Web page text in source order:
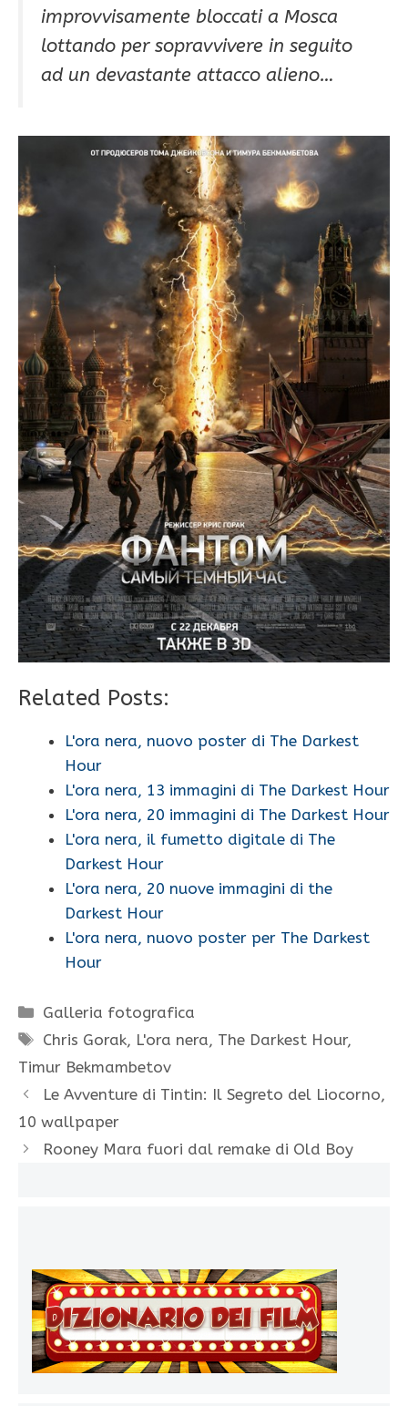
improvvisamente bloccati a Mosca
lottando per sopravvivere in seguito
ad un devastante attacco alieno…
Related Posts:
L'ora nera, nuovo poster di The Darkest
Hour
L'ora nera, 13 immagini di The Darkest Hour
L'ora nera, 20 immagini di The Darkest Hour
L'ora nera, il fumetto digitale di The
Darkest Hour
L'ora nera, 20 nuove immagini di the
Darkest Hour
L'ora nera, nuovo poster per The Darkest
Hour
Categorie
Galleria fotografica
Tag
Chris Gorak, L'ora nera, The Darkest Hour,
Timur Bekmambetov
Le Avventure di Tintin: Il Segreto del Liocorno,
10 wallpaper
Rooney Mara fuori dal remake di Old Boy